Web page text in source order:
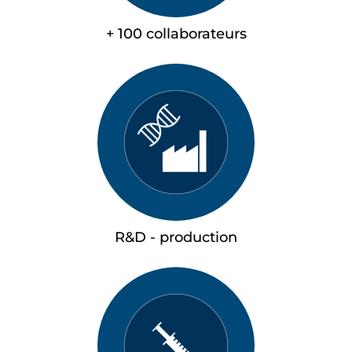
+ 100 collaborateurs
R&D - production